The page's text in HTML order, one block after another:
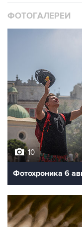
ФОТОГАЛЕРЕИ
10
Фотохроника 6